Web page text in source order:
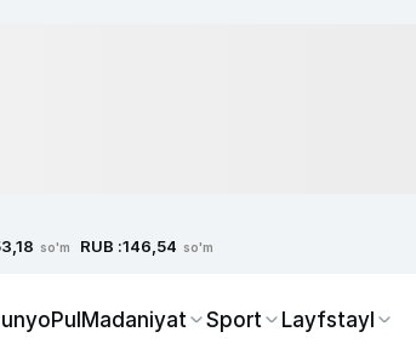
so'm RUB :146,54 so'm
PulMadaniyat Sport Layfstayl